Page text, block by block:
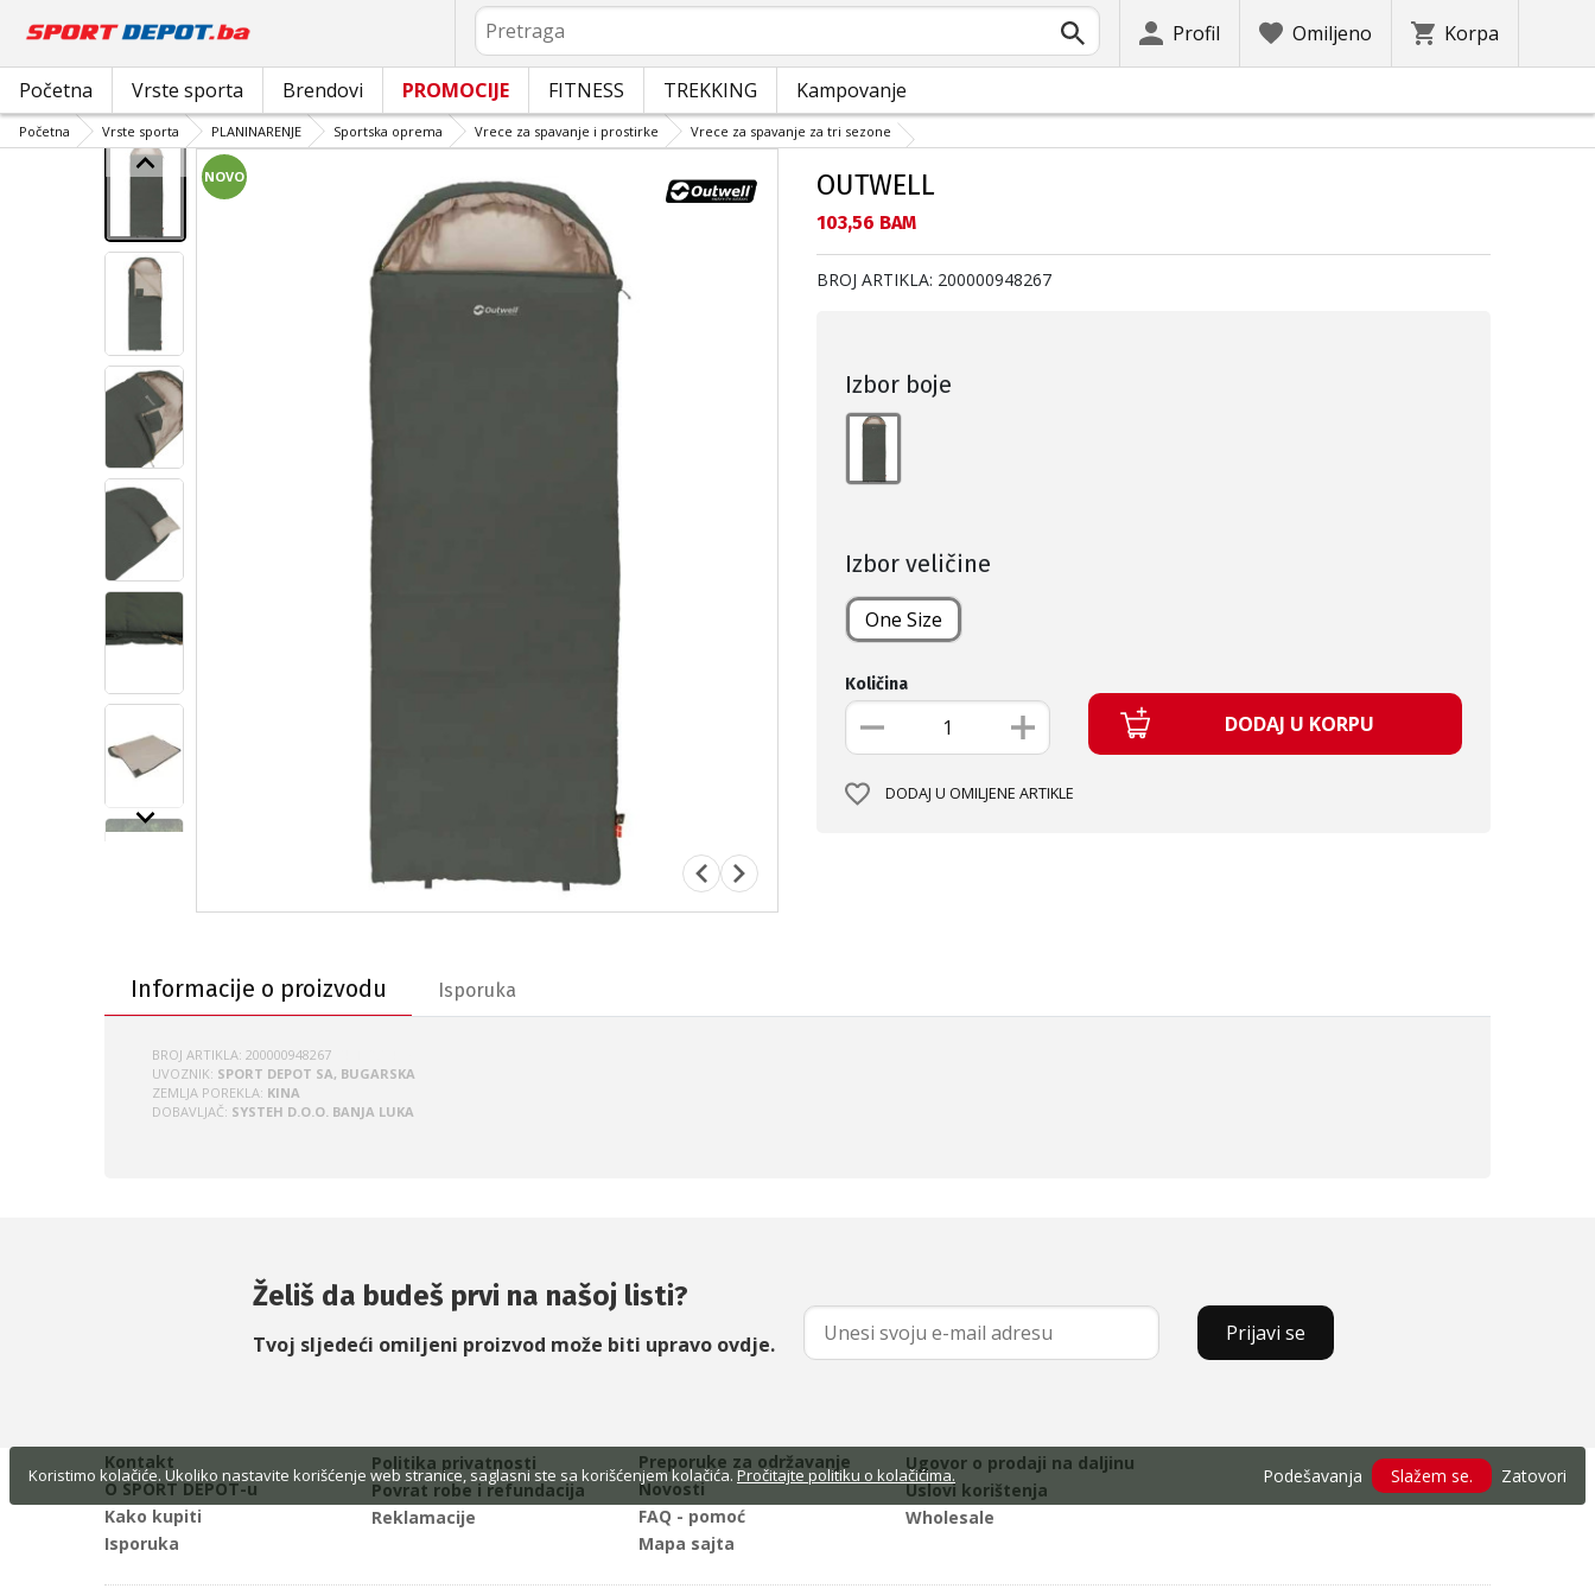
Koristimo kolačiće. Ukoliko nastavite korišćenje web stranice, saglasni ste sa korišćenjem kolačića.Pročitajte politiku o kolačićima. Podešavanja Slažem se. Zatovori
Pretraga
Profil Omiljeno Korpa
Početna Vrste sporta Brendovi PROMOCIJE FITNESS TREKKING Kampovanje
Početna Vrste sporta PLANINARENJE Sportska oprema Vrece za spavanje i prostirke Vrece za spavanje za tri sezone
NOVO OUTWELL
Текуща цена:
103,56 BAM
BROJ ARTIKLA: 200000948267
Izbor boje
Izbor veličine
One Size
Količina
DODAJ U KORPU
DODAJ U OMILJENE ARTIKLE
Informacije o proizvodu
Isporuka
BROJ ARTIKLA: 200000948267
UVOZNIK: SPORT DEPOT SA, BUGARSKA
ZEMLJA POREKLA: KINA
DOBAVLJAČ: SYSTEH D.O.O. BANJA LUKA
Želiš da budeš prvi na našoj listi?
Tvoj sljedeći omiljeni proizvod može biti upravo ovdje. Prijavi se
Kontakt
O SPORT DEPOT-u
Kako kupiti
Isporuka
Politika privatnosti
Povrat robe i refundacija
Reklamacije
Preporuke za održavanje
Novosti
FAQ - pomoć
Mapa sajta
Ugovor o prodaji na daljinu
Uslovi korištenja
Wholesale